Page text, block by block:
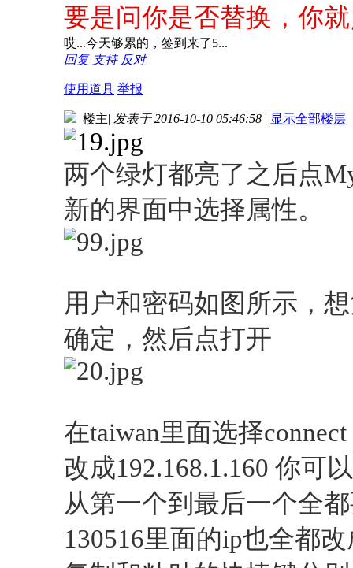
要是问你是否替换，你
哎...今天够累的，签到来了5...
回复 支持 反对
使用道具 举报
楼主| 发表于 2016-10-10 05:46:58 | 显示全部楼层
两个绿灯都亮了之后点
新的界面中选择属性。
用户和密码如图所示，
确定，然后点打开
在taiwan里面选择
改成192.168.1.160 你可
从第一个到最后一个全
130516里面的ip也全都改